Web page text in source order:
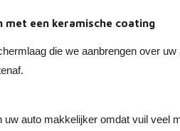
met een keramische coating
die we aanbrengen over
auto makkelijker omdat vuil veel